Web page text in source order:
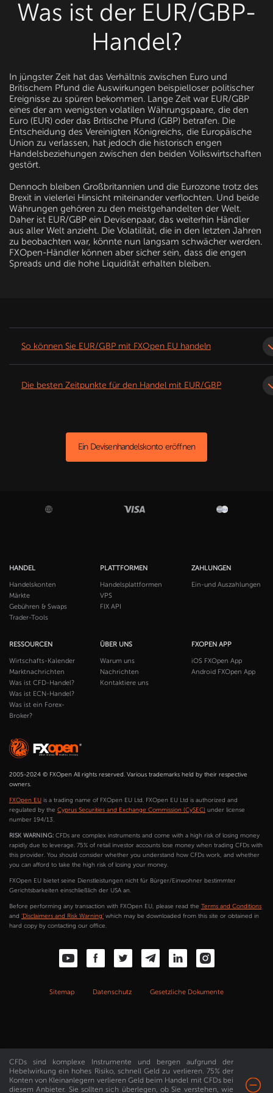
Was ist der EUR/GBP-
Handel?
In jüngster Zeit hat das Verhältnis zwischen Euro und
Britischem Pfund die Auswirkungen beispielloser politischer
Ereignisse zu spüren bekommen. Lange Zeit war EUR/GBP
eines der am wenigsten volatilen Währungspaare, die den
Euro (EUR) oder das Britische Pfund (GBP) betrafen. Die
Entscheidung des Vereinigten Königreichs, die Europäische
Union zu verlassen, hat jedoch die historisch engen
Handelsbeziehungen zwischen den beiden Volkswirtschaften
gestört.
Dennoch bleiben Großbritannien und die Eurozone trotz des
Brexit in vielerlei Hinsicht miteinander verflochten. Und beide
Währungen gehören zu den meistgehandelten der Welt.
Daher ist EUR/GBP ein Devisenpaar, das weiterhin Händler
aus aller Welt anzieht. Die Volatilität, die in den letzten Jahren
zu beobachten war, könnte nun langsam schwächer werden.
FXOpen-Händler können aber sicher sein, dass die engen
Spreads und die hohe Liquidität erhalten bleiben.
So können Sie EUR/GBP mit FXOpen EU handeln
Die besten Zeitpunkte für den Handel mit EUR/GBP
Ein Devisenhandelskonto eröffnen
HANDEL
Handelskonten
Märkte
Gebühren & Swaps
Trader-Tools
PLATTFORMEN
Handelsplattformen
VPS
FIX API
ZAHLUNGEN
Ein-und Auszahlungen
RESSOURCEN
Wirtschafts-Kalender
Marktnachrichten
Was ist CFD-Handel?
Was ist ECN-Handel?
Was ist ein Forex-
Broker?
ÜBER UNS
Warum uns
Nachrichten
Kontaktiere uns
FXOPEN APP
iOS FXOpen App
Android FXOpen App
2005-2024 © FXOpen All rights reserved. Various trademarks held by their respective
owners.
FXOpen EU is a trading name of FXOpen EU Ltd. FXOpen EU Ltd is authorized and
regulated by the Cyprus Securities and Exchange Commission (CySEC) under license
number 194/13.
RISK WARNING: CFDs are complex instruments and come with a high risk of losing money
rapidly due to leverage. 75% of retail investor accounts lose money when trading CFDs with
this provider. You should consider whether you understand how CFDs work, and whether
you can afford to take the high risk of losing your money.
FXOpen EU bietet seine Dienstleistungen nicht für Bürger/Einwohner bestimmter
Gerichtsbarkeiten einschließlich der USA an.
Before performing any transaction with FXOpen EU, please read the Terms and Conditions
and 'Disclaimers and Risk Warning' which may be downloaded from this site or obtained in
hard copy by contacting our office.
Sitemap Datenschutz Gesetzliche Dokumente
CFDs sind komplexe Instrumente und bergen aufgrund der
Hebelwirkung ein hohes Risiko, schnell Geld zu verlieren. 75% der
Konten von Kleinanlegern verlieren Geld beim Handel mit CFDs bei
diesem Anbieter. Sie sollten sich überlegen, ob Sie verstehen, wie